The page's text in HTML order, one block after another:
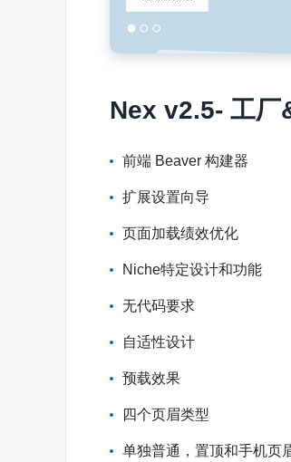
Nex v2.5- 工厂
前端 Beaver 构建器
扩展设置向导
页面加载绩效优化
Niche特定设计和功能
无代码要求
自适性设计
预载效果
四个页眉类型
单独普通，置顶和手机页